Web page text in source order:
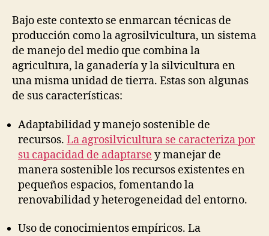
Bajo este contexto se enmarcan técnicas de
producción como la agrosilvicultura, un sistema
de manejo del medio que combina la
agricultura, la ganadería y la silvicultura en
una misma unidad de tierra. Estas son algunas
de sus características:
Adaptabilidad y manejo sostenible de
recursos. La agrosilvicultura se caracteriza por
su capacidad de adaptarse y manejar de
manera sostenible los recursos existentes en
pequeños espacios, fomentando la
renovabilidad y heterogeneidad del entorno.
Uso de conocimientos empíricos. La